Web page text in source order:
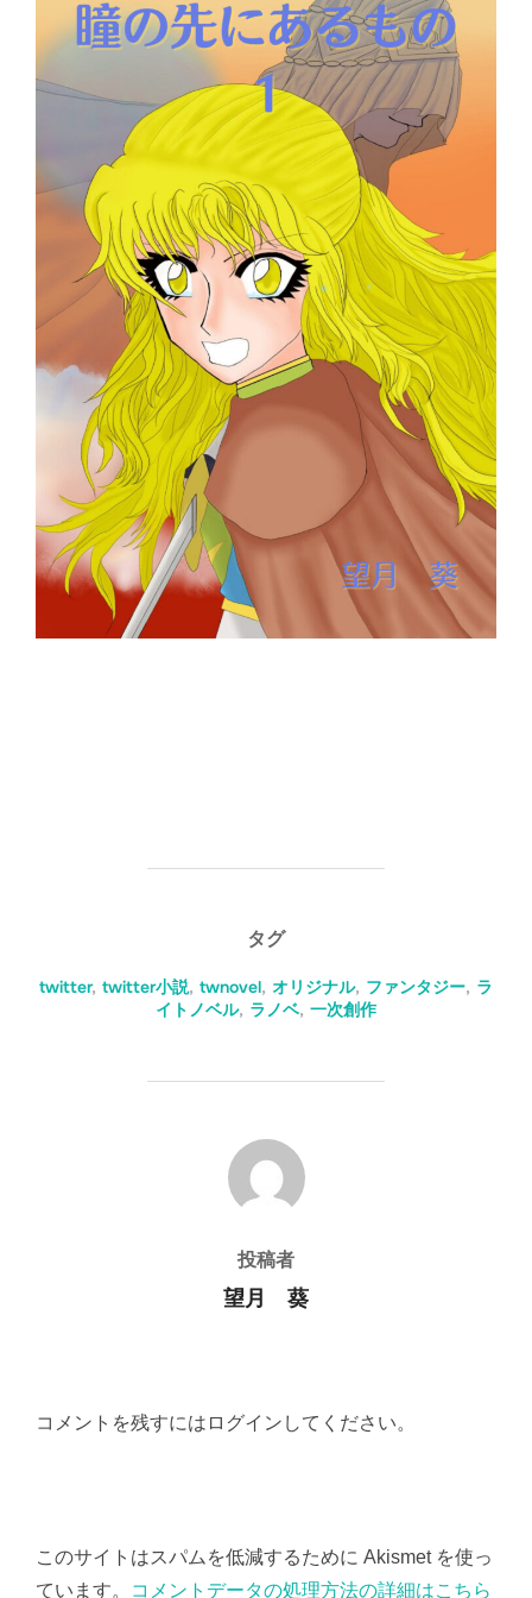
タグ
twitter, twitter小説, twnovel, オリジナル, ファンタジー, ラ
イトノベル, ラノベ, 一次創作
投稿者
投稿者
望月 葵
コメントを残すにはログインしてください。
このサイトはスパムを低減するために Akismet を使っ
ています。
コメントデータの処理方法の詳細はこちら